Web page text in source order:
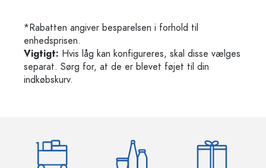
*Rabatten angiver besparelsen i forhold til
enhedsprisen.
Vigtigt: Hvis låg kan konfigureres, skal disse vælges
separat. Sørg for, at de er blevet føjet til din
indkøbskurv.